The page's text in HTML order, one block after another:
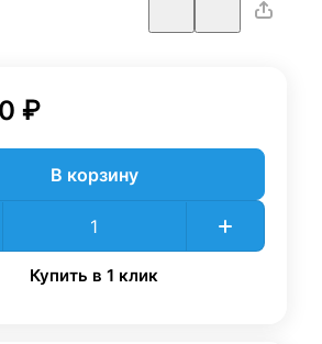
₽
В корзину
Купить в 1 клик